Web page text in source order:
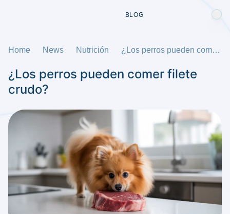
BLOG
Home News Nutrición ¿Los perros pueden comer filete crudo?
¿Los perros pueden comer filete
crudo?